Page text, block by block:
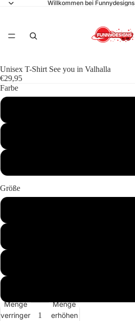
Willkommen bei Funnydesigns
Unisex T-Shirt See you in Valhalla
€29,95
Farbe
Größe
Menge
verringern
Menge
erhöhen